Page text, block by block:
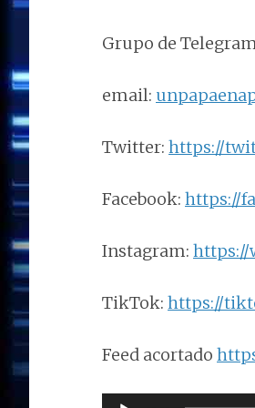
Grupo de
email:
Twitter: https://
Facebook: https://
Instagram: https://
TikTok: https://
Feed acortado